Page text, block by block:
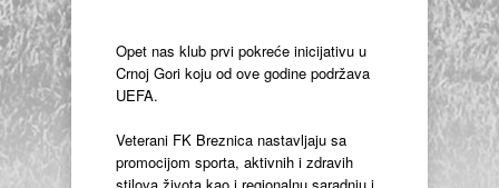
Opet nas klub prvi pokreće inicijativu u
Crnoj Gori koju od ove godine podržava
UEFA.
Veterani FK Breznica nastavljaju sa
promocijom sporta, aktivnih i zdravih
stilova života kao i regionalnu saradnju i